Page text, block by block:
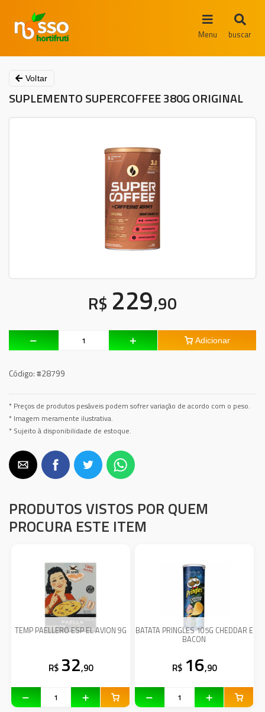
Menu buscar
Voltar
SUPLEMENTO SUPERCOFFEE 380G ORIGINAL
R$ 229,90
Adicionar
Código:#28799
* Preços de produtos pesáveis podem sofrer variação de acordo com o peso.
* Imagem meramente ilustrativa.
* Sujeito à disponibilidade de estoque.
PRODUTOS VISTOS POR QUEM
PROCURA ESTE ITEM
TEMP PAELLERO ESP EL AVION 9G
R$ 32,90
BATATA PRINGLES 105G CHEDDAR E
BACON
R$ 16,90